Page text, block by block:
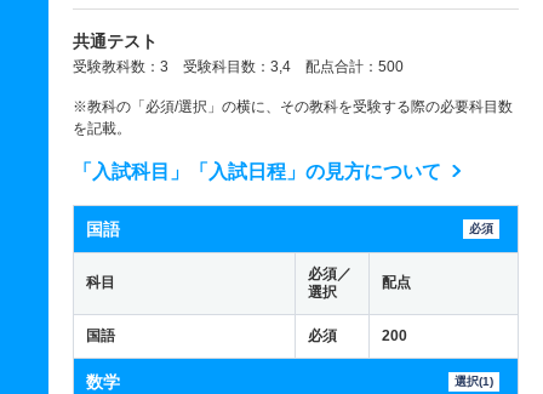
共通テスト
受験教科数：3 受験科目数：3,4 配点合計：500
※教科の「必須/選択」の横に、その教科を受験する際の必要科目数
を記載。
「入試科目」「入試日程」の見方について
国語 必須
科目
必須／
選択
配点
国語 必須 200
数学 選択(1)